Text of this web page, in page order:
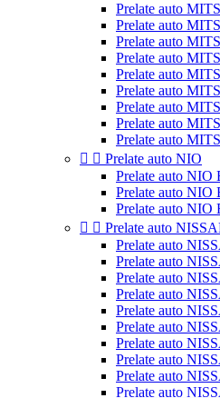
Prelate auto
Prelate auto
Prelate auto
Prelate auto
Prelate auto
Prelate auto
Prelate auto
Prelate auto
Prelate auto
  Prelate auto NIO
Prelate auto NIO
Prelate auto NIO
Prelate auto NIO
  Prelate auto
Prelate auto
Prelate auto
Prelate auto
Prelate auto
Prelate auto
Prelate auto
Prelate auto
Prelate auto
Prelate auto
Prelate auto